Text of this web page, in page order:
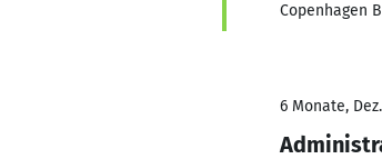
Copenhagen
6 Monate,